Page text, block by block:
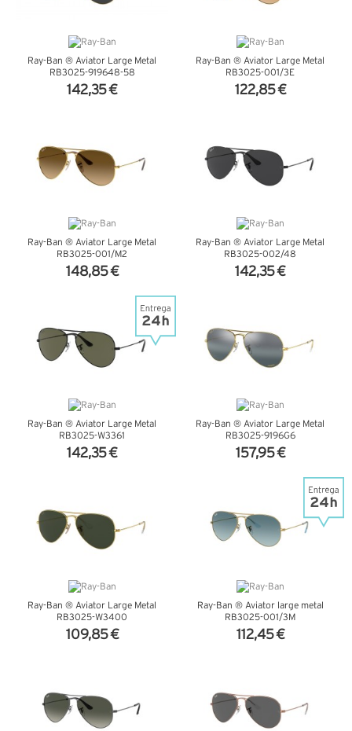
Ray-Ban ® Aviator Large Metal
RB3025-919648-58
142,35 €
Ray-Ban ® Aviator Large Metal
RB3025-001/3E
122,85 €
Ray-Ban ® Aviator Large Metal
RB3025-001/M2
148,85 €
Ray-Ban ® Aviator Large Metal
RB3025-002/48
142,35 €
Ray-Ban ® Aviator Large Metal
RB3025-W3361
142,35 €
Ray-Ban ® Aviator Large Metal
RB3025-9196G6
157,95 €
Ray-Ban ® Aviator Large Metal
RB3025-W3400
109,85 €
Ray-Ban ® Aviator large metal
RB3025-001/3M
112,45 €